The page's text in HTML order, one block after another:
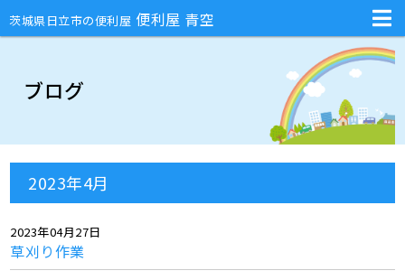
茨城県日立市の便利屋 便利屋 青空
不用品回収・部屋の片付け・庭のお手入れ・ハチの巣駆除・引越し
ブログ
2023年4月
2023年04月27日
草刈り作業